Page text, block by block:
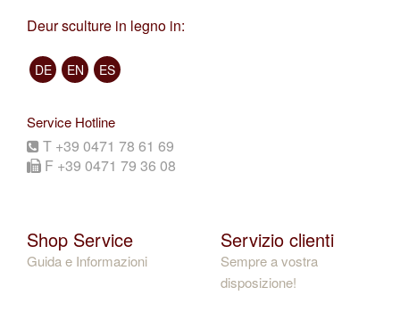
Deur sculture in legno in:
DE EN ES
Service Hotline
T +39 0471 78 61 69
F +39 0471 79 36 08
Shop Service
Guida e Informazioni
Servizio clienti
Sempre a vostra
disposizione!